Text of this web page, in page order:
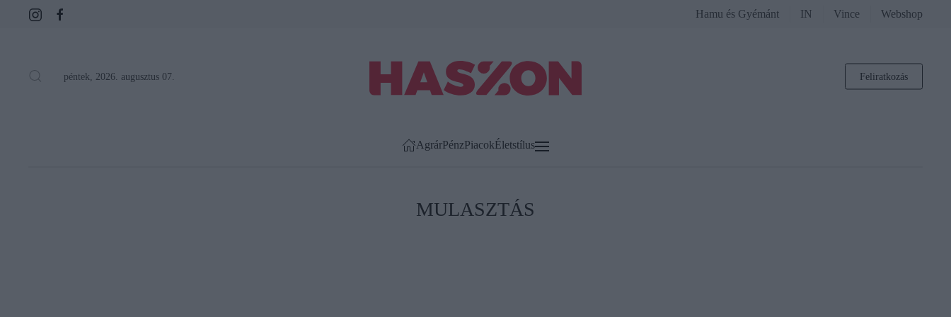
Hamu és Gyémánt IN Vince Webshop
péntek, 2026. augusztus 07. Feliratkozás
AgrárPénzPiacokÉletstílus
MULASZTÁS